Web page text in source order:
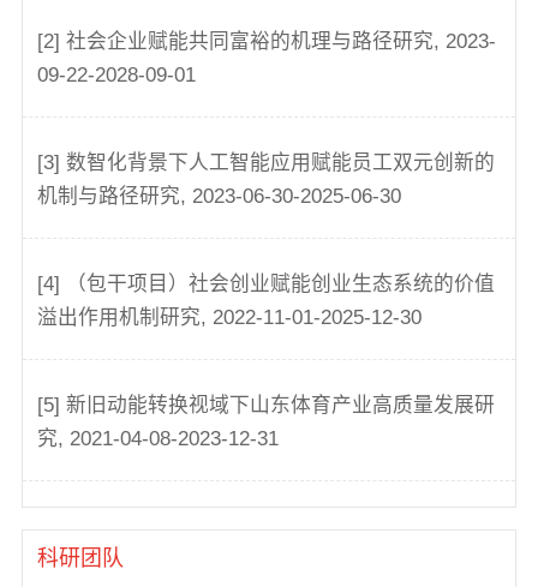
[2] 社会企业赋能共同富裕的机理与路径研究, 2023-
09-22-2028-09-01
[3] 数智化背景下人工智能应用赋能员工双元创新的
机制与路径研究, 2023-06-30-2025-06-30
[4] （包干项目）社会创业赋能创业生态系统的价值
溢出作用机制研究, 2022-11-01-2025-12-30
[5] 新旧动能转换视域下山东体育产业高质量发展研
究, 2021-04-08-2023-12-31
科研团队